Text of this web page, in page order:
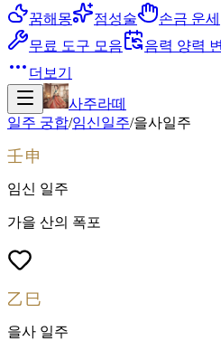
꿈해몽
점성술 손금 운세
무료 도구 모음
음력 양력
더보기
사주라떼
일주 궁합/임신일주/을사일주
壬申
임신 일주
가을 산의 폭포
乙巳
을사 일주